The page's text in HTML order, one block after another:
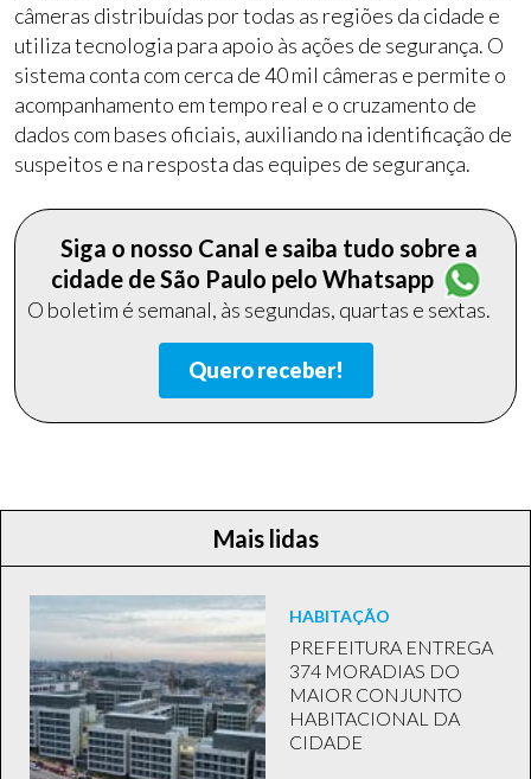
câmeras distribuídas por todas as regiões da cidade e
utiliza tecnologia para apoio às ações de segurança. O
sistema conta com cerca de 40 mil câmeras e permite o
acompanhamento em tempo real e o cruzamento de
dados com bases oficiais, auxiliando na identificação de
suspeitos e na resposta das equipes de segurança.
Siga o nosso Canal e saiba tudo sobre a
cidade de São Paulo pelo Whatsapp
O boletim é semanal, às segundas, quartas e sextas.
Quero receber!
Mais lidas
HABITAÇÃO
PREFEITURA ENTREGA
374 MORADIAS DO
MAIOR CONJUNTO
HABITACIONAL DA
CIDADE